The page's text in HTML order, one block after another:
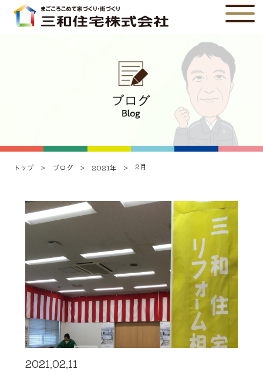
トップ ブログ 2021年 2月
2021.02.11